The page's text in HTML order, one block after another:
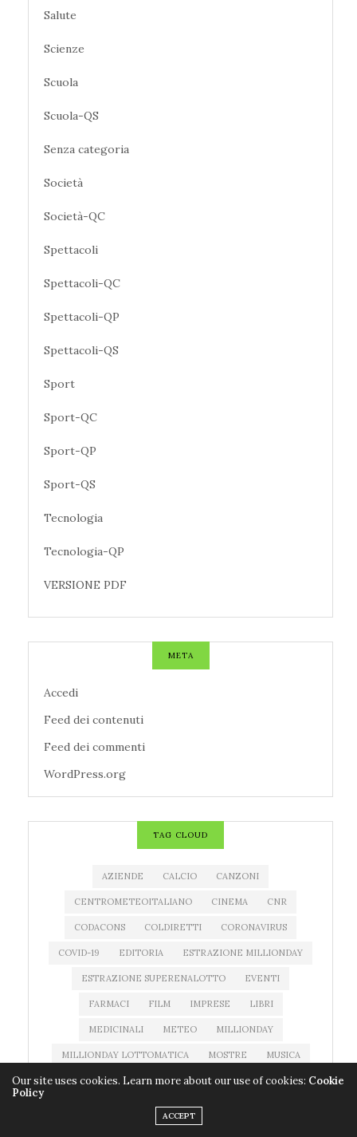
Salute
Scienze
Scuola
Scuola-QS
Senza categoria
Società
Società-QC
Spettacoli
Spettacoli-QC
Spettacoli-QP
Spettacoli-QS
Sport
Sport-QC
Sport-QP
Sport-QS
Tecnologia
Tecnologia-QP
VERSIONE PDF
META
Accedi
Feed dei contenuti
Feed dei commenti
WordPress.org
TAG CLOUD
AZIENDE CALCIO CANZONI
CENTROMETEOITALIANO CINEMA CNR
CODACONS COLDIRETTI CORONAVIRUS
COVID-19 EDITORIA ESTRAZIONE MILLIONDAY
ESTRAZIONE SUPERENALOTTO EVENTI
FARMACI FILM IMPRESE LIBRI
MEDICINALI METEO MILLIONDAY
MILLIONDAY LOTTOMATICA MOSTRE MUSICA
NEWS MUSICA NOTIZIATESTA
PREVISIONI DEL TEMPO PREVISIONI METEO
Our site uses cookies. Learn more about our use of cookies: Cookie
Policy
ACCEPT